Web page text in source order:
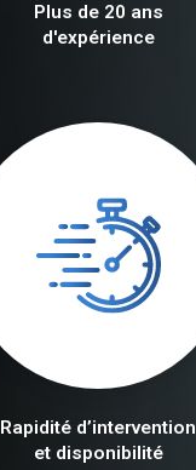
Plus de 20 ans
d'expérience
Rapidité d’intervention
et disponibilité